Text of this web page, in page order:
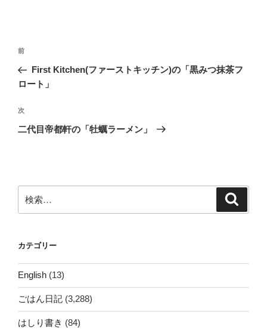
投
ナ
ゲ
ー
前
の
投
前
First Kitchen(ファーストキッチン)の「黒みつ抹茶フ
ロート」
次
の
次
二代目帝都軒の「牡蠣ラーメン」
索:
カテゴリー
English (13)
ごはん日記 (3,288)
はしり書き (84)